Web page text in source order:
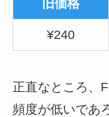
旧価格
¥240
正直なところ、
頻度が低いであ